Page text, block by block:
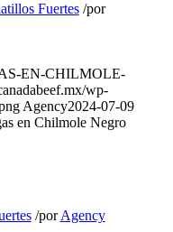
obtener
almendras
tomate.
verde en
ALTO unos
la salsa
de
Fuertes /por
EN-CHILMOLE-
wp-
Agency2024-07-09
en Chilmole Negro
/porAgency